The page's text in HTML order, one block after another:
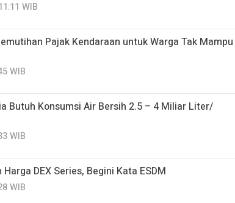
WIB
Pajak Kendaraan untuk Warga Tak Mampu
WIB
Butuh Konsumsi Air Bersih 2.5 – 4 Miliar Liter/
WIB
DEX Series, Begini Kata ESDM
WIB